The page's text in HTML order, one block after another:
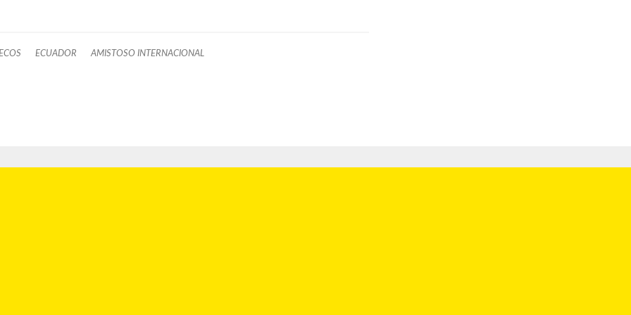
ECUADOR AMISTOSO INTERNACIONAL